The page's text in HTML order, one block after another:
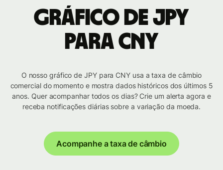
Gráfico de JPY
para CNY
O nosso gráfico de JPY para CNY usa a taxa de câmbio
comercial do momento e mostra dados históricos dos últimos 5
anos. Quer acompanhar todos os dias? Crie um alerta agora e
receba notificações diárias sobre a variação da moeda.
Acompanhe a taxa de câmbio